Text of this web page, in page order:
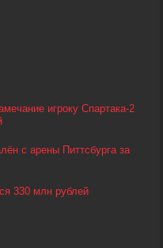
игроку Спартака-2
с арены Питтсбурга за
330 млн рублей